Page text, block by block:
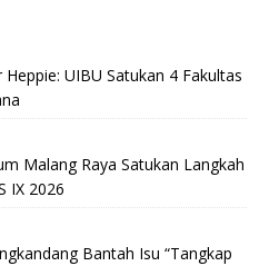
Heppie: UIBU Satukan 4 Fakultas
Malang Raya Satukan Langkah
IX 2026
Bantah Isu “Tangkap